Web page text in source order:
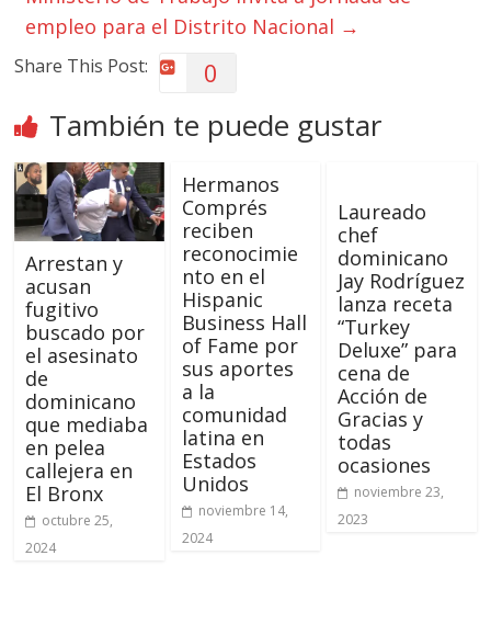
empleo para el Distrito Nacional →
Share This Post: 0
También te puede gustar
Arrestan y
acusan
fugitivo
buscado por
el asesinato
de
dominicano
que mediaba
en pelea
callejera en
El Bronx
octubre 25,
2024
Hermanos
Comprés
reciben
reconocimie
nto en el
Hispanic
Business Hall
of Fame por
sus aportes
a la
comunidad
latina en
Estados
Unidos
noviembre 14,
2024
Laureado
chef
dominicano
Jay Rodríguez
lanza receta
“Turkey
Deluxe” para
cena de
Acción de
Gracias y
todas
ocasiones
noviembre 23,
2023